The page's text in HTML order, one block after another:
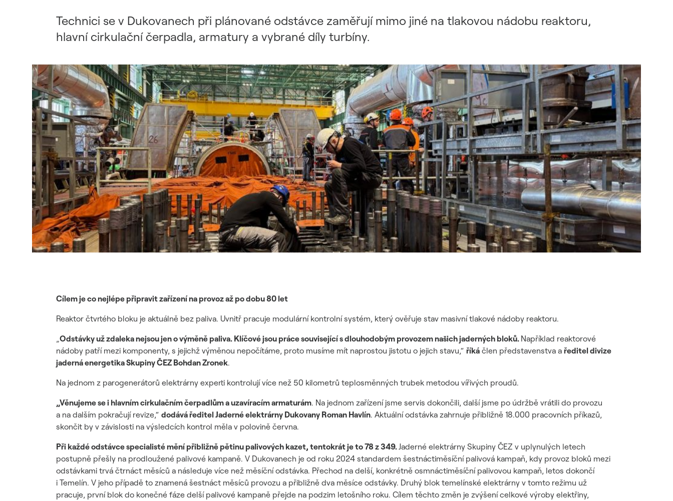
řetězec / ESG dotazník
Technici se v Dukovanech při plánované odstávce zaměřují mimo jiné na tlakovou nádobu reaktoru,
hlavní cirkulační čerpadla, armatury a vybrané díly turbíny.
Cílem je co nejlépe připravit zařízení na provoz až po dobu 80 let
Reaktor čtvrtého bloku je aktuálně bez paliva. Uvnitř pracuje modulární kontrolní systém, který ověřuje stav masivní tlakové nádoby reaktoru.
„Odstávky už zdaleka nejsou jen o výměně paliva. Klíčové jsou práce související s dlouhodobým provozem našich jaderných bloků. Například reaktorové
nádoby patří mezi komponenty, s jejichž výměnou nepočítáme, proto musíme mít naprostou jistotu o jejich stavu,“ říká člen představenstva a ředitel divize
jaderná energetika Skupiny ČEZ Bohdan Zronek.
Na jednom z parogenerátorů elektrárny experti kontrolují více než 50 kilometrů teplosměnných trubek metodou vířivých proudů.
„Věnujeme se i hlavním cirkulačním čerpadlům a uzavíracím armaturám. Na jednom zařízení jsme servis dokončili, další jsme po údržbě vrátili do provozu
a na dalším pokračují revize,“ dodává ředitel Jaderné elektrárny Dukovany Roman Havlín. Aktuální odstávka zahrnuje přibližně 18.000 pracovních příkazů,
skončit by v závislosti na výsledcích kontrol měla v polovině června.
Při každé odstávce specialisté mění přibližně pětinu palivových kazet, tentokrát je to 78 z 349.Jaderné elektrárny Skupiny ČEZ v uplynulých letech
postupně přešly na prodloužené palivové kampaně. V Dukovanech je od roku 2024 standardem šestnáctiměsíční palivová kampaň, kdy provoz bloků mezi
odstávkami trvá čtrnáct měsíců a následuje více než měsíční odstávka. Přechod na delší, konkrétně osmnáctiměsíční palivovou kampaň, letos dokončí
i Temelín. V jeho případě to znamená šestnáct měsíců provozu a přibližně dva měsíce odstávky. Druhý blok temelínské elektrárny v tomto režimu už
pracuje, první blok do konečné fáze delší palivové kampaně přejde na podzim letošního roku. Cílem těchto změn je zvýšení celkové výroby elektřiny,